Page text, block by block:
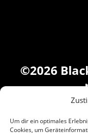
Um dir ein optimales
Cookies, um
©2026